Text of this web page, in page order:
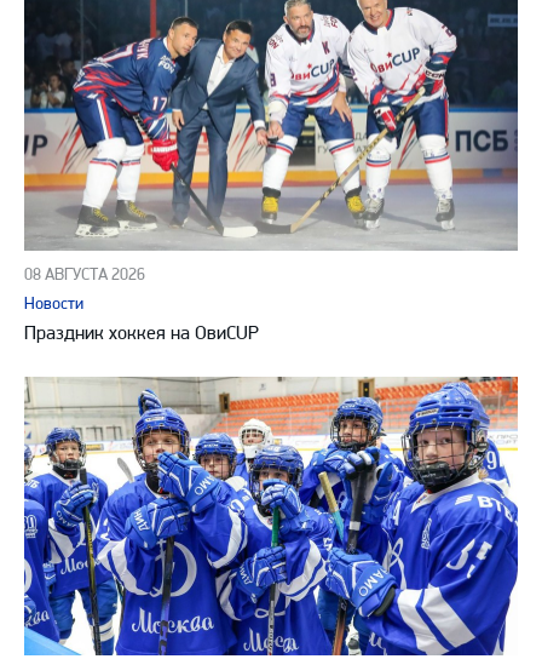
08 АВГУСТА 2026
Новости
Праздник хоккея на ОвиCUP